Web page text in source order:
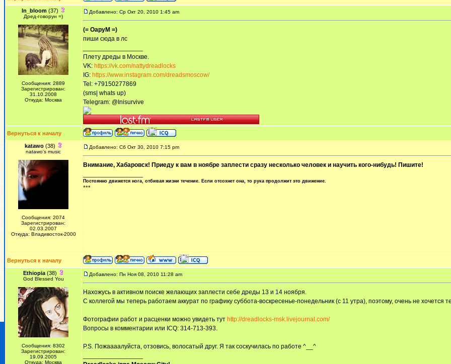
In_bloom(37)
Дред-говорун =)
Сообщения: 2889
Зарегистрирован:
31.10.2008
Откуда: Москва
Добавлено: Ср Окт 20, 2010 1:45 am
(= ОаруМ =)
пиши сюда в лс
Плету дреды в Москве.
VK: https://vk.com/nattydreadlocks
IG: https://www.instagram.com/dreadsmoscow/
Tel: +79150277869
(sms| whats up)
Telegram: @Inisurvive
Вернуться к началу
katawo(38)
natawo's music
Сообщения: 2074
Зарегистрирован:
02.03.2007
Откуда: Владивосток-2000
Добавлено: Сб Окт 30, 2010 7:15 pm
Внимание, Хабаровск! Приеду к вам в ноябре заплести сразу несколько человек и научить кого-нибудь! Пишите!
Постоянно движется нога, отбивая жизни течение. Если отсохнет она, то рука продолжит это движение.
***
Вернуться к началу
Ethiopia(38)
God Blessed You
Сообщения: 8302
Зарегистрирован:
19.09.2005
Откуда: Москва
Добавлено: Пн Ноя 08, 2010 11:28 am
Нахожусь в активном поиске желающих заплести себе дреды 13 и 14 ноября.
С коллегой мы теперь работаем аккурат по графику суббота-воскресенье-понедельник (с 11 утра), поэтому, очень не
Фотографии работ и расценки можно увидеть тут http://dreadlocks-msk.livejournal.com/
Вопросы в комментарии или ICQ: 314-713-393.
P.S. Пожаааалуйста, отзовись, волосатый друг. Я так соскучилась по работе ^__^